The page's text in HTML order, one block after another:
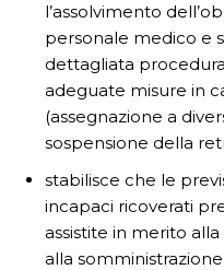
l’assolvimento
personale medico e
dettagliata
adeguate misure in
(assegnazione a
sospensione della
stabilisce che le
incapaci ricoverati
assistite in merito
alla